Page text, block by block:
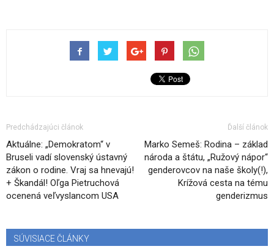
Predchádzajúci článok
Aktuálne: „Demokratom“ v
Bruseli vadí slovenský ústavný
zákon o rodine. Vraj sa hnevajú!
+ Škandál! Oľga Pietruchová
ocenená veľvyslancom USA
Ďalší článok
Marko Semeš: Rodina – základ
národa a štátu, „Ružový nápor“
genderovcov na naše školy(!),
Krížová cesta na tému
genderizmus
SÚVISIACE ČLÁNKY